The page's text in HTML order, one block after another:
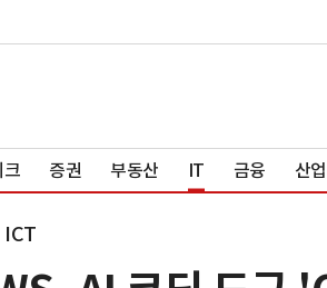
크 증권 부동산 IT 금융 산업
ICT